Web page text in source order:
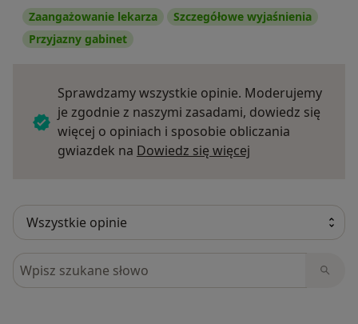
Zaangażowanie lekarza
Szczegółowe wyjaśnienia
Przyjazny gabinet
Sprawdzamy wszystkie opinie. Moderujemy
je zgodnie z naszymi zasadami, dowiedz się
więcej o opiniach i sposobie obliczania
gwiazdek na Dowiedz się więcej
Szukaj w opiniach